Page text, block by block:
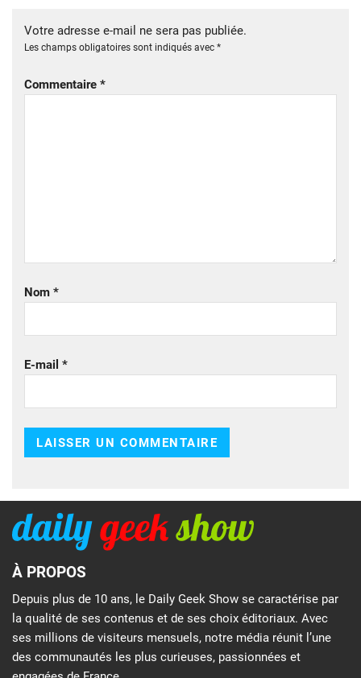
Votre adresse e-mail ne sera pas publiée.
Les champs obligatoires sont indiqués avec *
Commentaire *
Nom *
E-mail *
À PROPOS
Depuis plus de 10 ans, le Daily Geek Show se caractérise par
la qualité de ses contenus et de ses choix éditoriaux. Avec
ses millions de visiteurs mensuels, notre média réunit l’une
des communautés les plus curieuses, passionnées et